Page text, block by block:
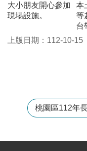
私
權
策
大小朋友開心參加
現場設施。
本
等
台
上版日期：112-10-15
桃園區112年